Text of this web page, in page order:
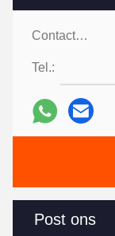
Contactpersonen:
Tel.:
Post ons